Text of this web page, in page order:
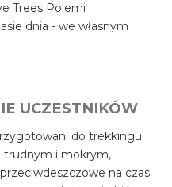
Trees Polemi
dnia - we własnym
UCZESTNIKÓW
do trekkingu
trudnym i mokrym,
na czas